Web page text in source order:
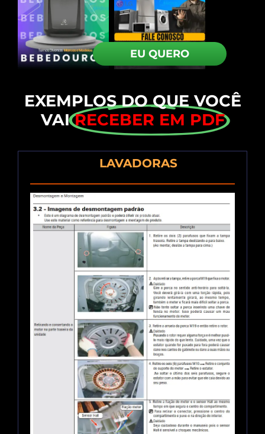
EU QUERO
EXEMPLOS DO QUE VOCÊ
VAI RECEBER EM PDF
LAVADORAS